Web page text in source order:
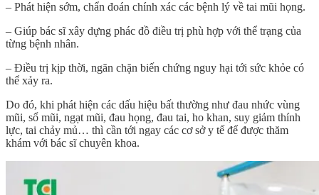
– Phát hiện sớm, chẩn đoán chính xác các bệnh lý về tai mũi họng.
– Giúp bác sĩ xây dựng phác đồ điều trị phù hợp với thể trạng của
từng bệnh nhân.
– Điều trị kịp thời, ngăn chặn biến chứng nguy hại tới sức khỏe có
thể xảy ra.
Do đó, khi phát hiện các dấu hiệu bất thường như đau nhức vùng
mũi, sổ mũi, ngạt mũi, đau họng, đau tai, ho khan, suy giảm thính
lực, tai chảy mủ… thì cần tới ngay các cơ sở y tế để được thăm
khám với bác sĩ chuyên khoa.